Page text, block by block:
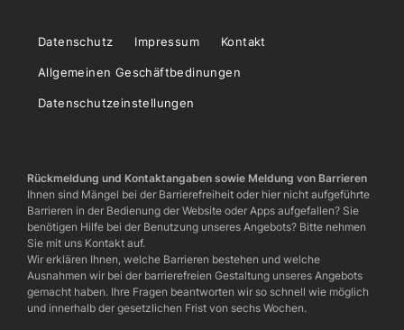
Datenschutz Impressum Kontakt
Allgemeinen Geschäftbedinungen
Datenschutzeinstellungen
Rückmeldung und Kontaktangaben sowie Meldung von Barrieren
Ihnen sind Mängel bei der Barrierefreiheit oder hier nicht aufgeführte
Barrieren in der Bedienung der Website oder Apps aufgefallen? Sie
benötigen Hilfe bei der Benutzung unseres Angebots? Bitte nehmen
Sie mit uns Kontakt auf.
Wir erklären Ihnen, welche Barrieren bestehen und welche
Ausnahmen wir bei der barrierefreien Gestaltung unseres Angebots
gemacht haben. Ihre Fragen beantworten wir so schnell wie möglich
und innerhalb der gesetzlichen Frist von sechs Wochen.